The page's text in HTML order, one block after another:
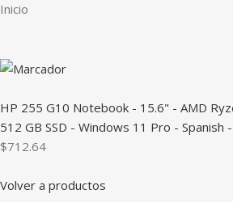
Inicio
HP 255 G10 Notebook - 15.6" - AMD
512 GB SSD - Windows 11 Pro -
$712.64
Volver a productos